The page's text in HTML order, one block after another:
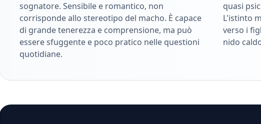
sognatore. Sensibile e romantico, non
corrisponde allo stereotipo del macho. È capace
di grande tenerezza e comprensione, ma può
essere sfuggente e poco pratico nelle questioni
quotidiane.
quasi
L'istinto
verso i
nido